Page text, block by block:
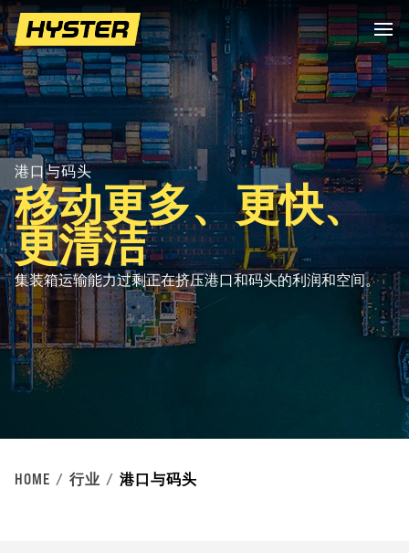
港口与码头
移动更多、更快、
更清洁
集装箱运输能力过剩正在挤压港口和码头的利润和空间。
HOME 行业 港口与码头